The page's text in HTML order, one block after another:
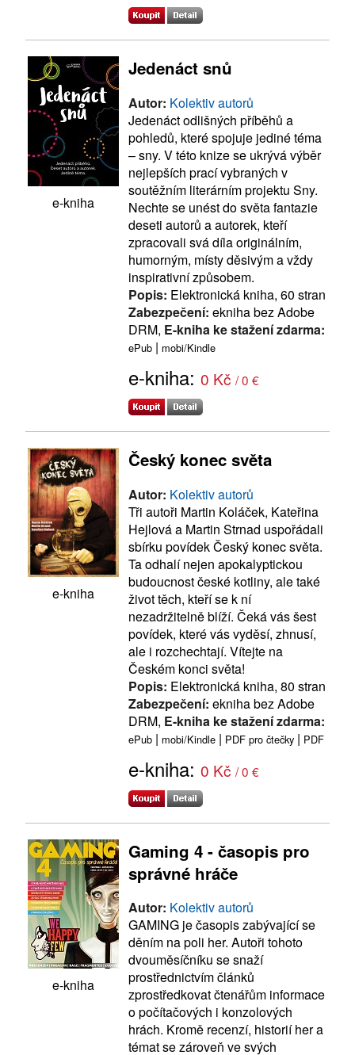
e-kniha
Jedenáct snů
Autor: Kolektiv autorů
Jedenáct odlišných příběhů a
pohledů, které spojuje jediné téma
– sny. V této knize se ukrývá výběr
nejlepších prací vybraných v
soutěžním literárním projektu Sny.
Nechte se unést do světa fantazie
deseti autorů a autorek, kteří
zpracovali svá díla originálním,
humorným, místy děsivým a vždy
inspirativní způsobem.
Popis: Elektronická kniha, 60 stran
Zabezpečení: ekniha bez Adobe
DRM, E-kniha ke stažení zdarma:
ePub | mobi/Kindle
e-kniha: 0 Kč / 0 €
e-kniha
Český konec světa
Autor: Kolektiv autorů
Tři autoři Martin Koláček, Kateřina
Hejlová a Martin Strnad uspořádali
sbírku povídek Český konec světa.
Ta odhalí nejen apokalyptickou
budoucnost české kotliny, ale také
život těch, kteří se k ní
nezadržitelně blíží. Čeká vás šest
povídek, které vás vyděsí, zhnusí,
ale i rozchechtají. Vítejte na
Českém konci světa!
Popis: Elektronická kniha, 80 stran
Zabezpečení: ekniha bez Adobe
DRM, E-kniha ke stažení zdarma:
ePub | mobi/Kindle | PDF pro čtečky | PDF
e-kniha: 0 Kč / 0 €
e-kniha
Gaming 4 - časopis pro
správné hráče
Autor: Kolektiv autorů
GAMING je časopis zabývající se
děním na poli her. Autoři tohoto
dvouměsíčníku se snaží
prostřednictvím článků
zprostředkovat čtenářům informace
o počítačových i konzolových
hrách. Kromě recenzí, historií her a
témat se zároveň ve svých